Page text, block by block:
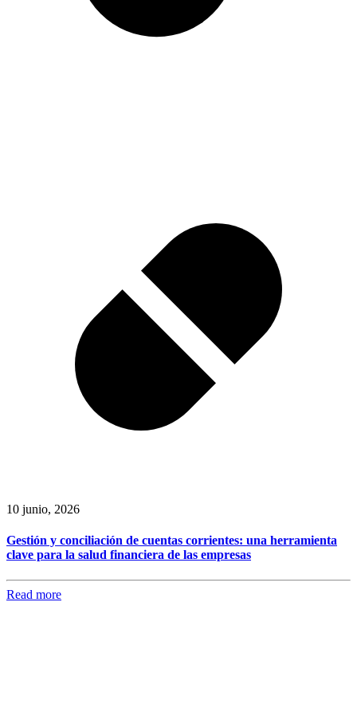
10 junio, 2026
Gestión y conciliación de cuentas corrientes: una herramienta
clave para la salud financiera de las empresas
Read more